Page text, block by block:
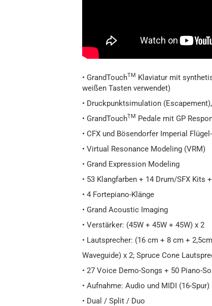
• GrandTouchTM Klaviatur mit
weißen Tasten verwendet)
• Druckpunktsimulation
• GrandTouchTM Pedale mit GP
• CFX und Bösendorfer Imperial
• Virtual Resonance Modeling (VRM)
• Grand Expression Modeling
• 53 Klangfarben + 14 Drum/SFX Kits
• 4 Fortepiano-Klänge
• Grand Acoustic Imaging
• Verstärker: (45W + 45W + 45W) x 2
• Lautsprecher: (16 cm + 8 cm +
Waveguide) x 2; Spruce Cone
• 27 Voice Demo-Songs + 50 Piano-
• Aufnahme: Audio und MIDI (16-Spur)
• Dual / Split / Duo